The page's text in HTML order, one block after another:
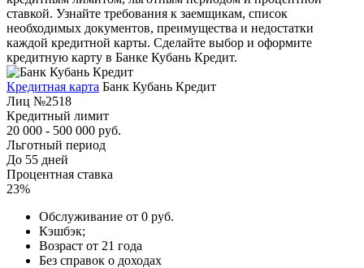
ставкой. Узнайте требования к заемщикам, список
необходимых документов, преимущества и недостатки
каждой кредитной карты. Сделайте выбор и оформите
кредитную карту в Банке Кубань Кредит.
Кредитная карта Банк Кубань Кредит
Лиц №2518
Кредитный лимит
20 000 - 500 000 руб.
Льготный период
До 55 дней
Процентная ставка
23%
Обслуживание от 0 руб.
Кэшбэк;
Возраст от 21 года
Без справок о доходах